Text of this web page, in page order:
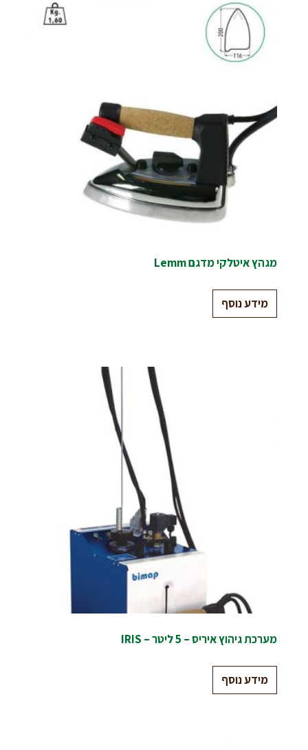
מגהץ איטלקי מדגם Lemm
מידע נוסף
מערכת גיהוץ איריס – 5 ליטר – IRIS
מידע נוסף